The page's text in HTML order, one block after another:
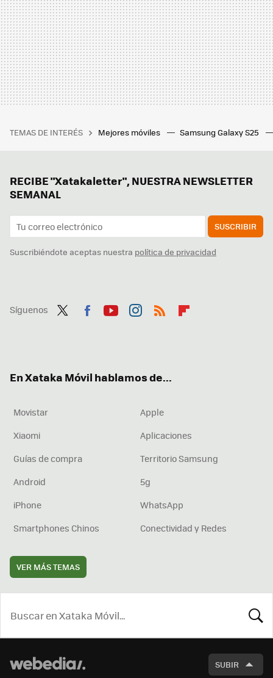
TEMAS DE INTERÉS Mejores móviles Samsung Galaxy S25
RECIBE "Xatakaletter", NUESTRA NEWSLETTER
SEMANAL
SUSCRIBIR
Suscribiéndote aceptas nuestra política de privacidad
Síguenos
En Xataka Móvil hablamos de...
Movistar
Apple
Xiaomi
Aplicaciones
Guías de compra
Territorio Samsung
Android
5g
iPhone
WhatsApp
Smartphones Chinos
Conectividad y Redes
VER MÁS TEMAS
SUBIR